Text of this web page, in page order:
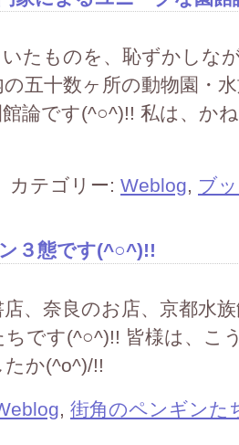
たものを、恥ずかしな
の五十数ヶ所の動物園・
論です(^○^)!! 私は、か
カテゴリー: Weblog, ブ
３態です(^○^)!!
、奈良のお店、京都水
です(^○^)!! 皆様は、こ
か(^o^)/!!
, 街角のペンギンた